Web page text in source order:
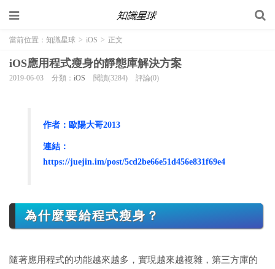
當前位置： 知識星球 > iOS > 正文
iOS應用程式瘦身的靜態庫解決方案
2019-06-03 分類： iOS 閱讀(3284) 評論(0)
作者：歐陽大哥2013
連結：
https://juejin.im/post/5cd2be66e51d456e831f69e4
為什麼要給程式瘦身？
隨著應用程式的功能越來越多，實現越來越複雜，第三方庫的